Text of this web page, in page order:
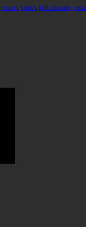
exodus, hatriot, kirk hammett,